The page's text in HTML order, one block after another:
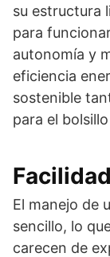
su estructura
para
autonomía y
eficiencia
sostenible
para el
El manejo de
sencillo, lo
carecen de